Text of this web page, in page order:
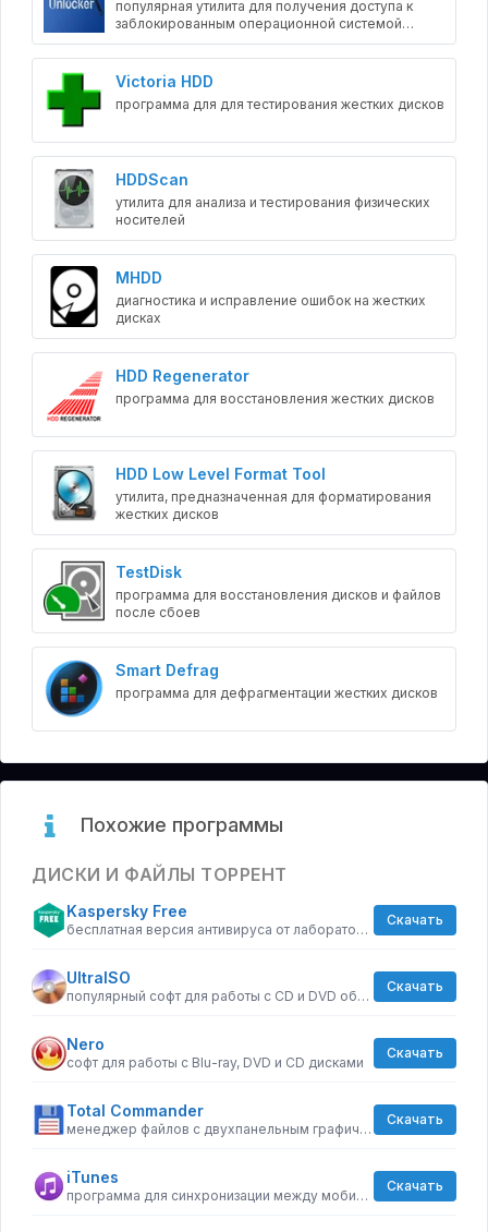
популярная утилита для получения доступа к
заблокированным операционной системой
файлам
Victoria HDD
программа для для тестирования жестких дисков
HDDScan
утилита для анализа и тестирования физических
носителей
MHDD
диагностика и исправление ошибок на жестких
дисках
HDD Regenerator
программа для восстановления жестких дисков
HDD Low Level Format Tool
утилита, предназначенная для форматирования
жестких дисков
TestDisk
программа для восстановления дисков и файлов
после сбоев
Smart Defrag
программа для дефрагментации жестких дисков
Похожие программы
ДИСКИ И ФАЙЛЫ ТОРРЕНТ
Kaspersky Free
бесплатная версия антивируса от лаборатории Касперского
Скачать
UltraISO
популярный софт для работы с CD и DVD образами
Скачать
Nero
софт для работы с Blu-ray, DVD и CD дисками
Скачать
Total Commander
менеджер файлов с двухпанельным графическим интерфейсом
Скачать
iTunes
программа для синхронизации между мобильными устройствами Apple
Скачать